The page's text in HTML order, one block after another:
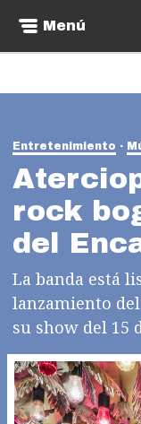
Menú
Entretenimiento
rock
del
La banda está
lanzamiento
su show del 15